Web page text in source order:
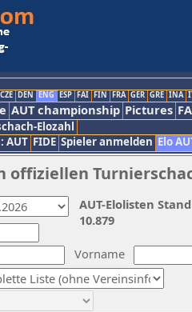
CZE DEN ENG ESP FAI FIN FRA GER GRE INA
AUT championship Pictures
Elozahl
AUT FIDE Spieler anmelden Elo
Vorname
AUT-Elolisten
10.879